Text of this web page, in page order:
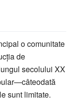
o comunitate
de
secolului XX
sunt limitate.